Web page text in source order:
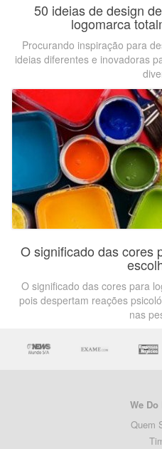
50 ideias de design
logomarca
Procurando inspiração para
ideias diferentes e inovadoras
O significado das cores
O significado das cores para
pois despertam reações
nas
We
Quem